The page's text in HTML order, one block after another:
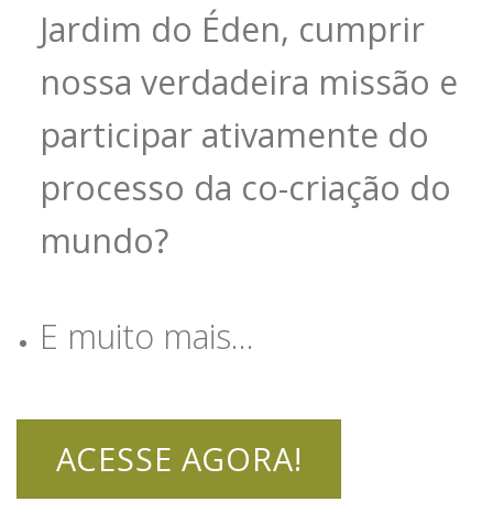
Jardim do Éden, cumprir
nossa verdadeira missão e
participar ativamente do
processo da co-criação do
mundo?
E muito mais…
ACESSE AGORA!